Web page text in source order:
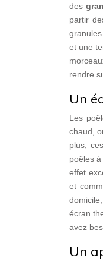
des
partir
et une
rendre
Un
Les
chaud,
plus,
poêles
effet
et
écran
avez
Un